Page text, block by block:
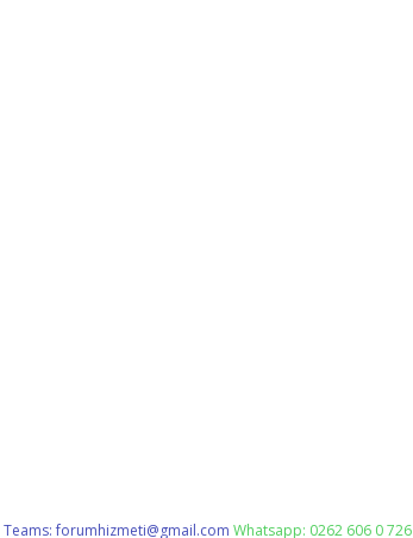
Teams:forumhizmeti@gmail.com Whatsapp: 0262 606 0 726